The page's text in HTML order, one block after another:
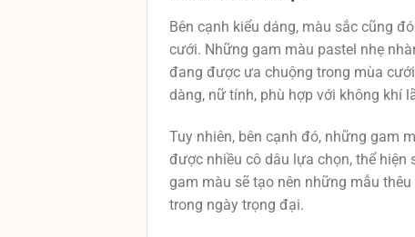
Bên cạnh kiểu dáng, màu sắc cũng
cưới. Những gam màu pastel nhẹ
đang được ưa chuộng trong mùa
dàng, nữ tính, phù hợp với không khí
Tuy nhiên, bên cạnh đó, những gam
được nhiều cô dâu lựa chọn, thể hiện
gam màu sẽ tạo nên những mẫu
trong ngày trọng đại.